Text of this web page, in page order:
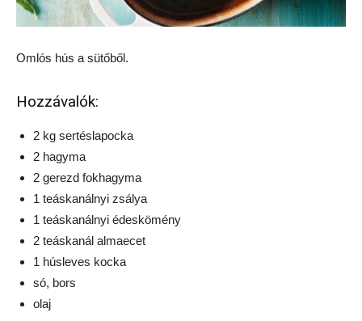
Omlós hús a sütőből.
Hozzávalók:
2 kg sertéslapocka
2 hagyma
2 gerezd fokhagyma
1 teáskanálnyi zsálya
1 teáskanálnyi édeskömény
2 teáskanál almaecet
1 húsleves kocka
só, bors
olaj